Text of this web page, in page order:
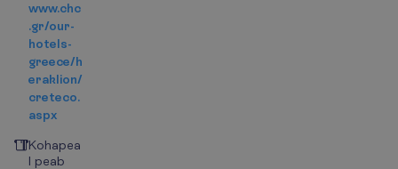
www.chc
.gr/our-
hotels-
greece/h
eraklion/
creteco.
aspx
Kohapea
l peab